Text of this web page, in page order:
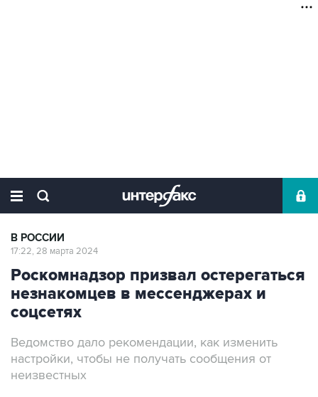
В РОССИИ
17:22, 28 марта 2024
Роскомнадзор призвал остерегаться
незнакомцев в мессенджерах и
соцсетях
Ведомство дало рекомендации, как изменить
настройки, чтобы не получать сообщения от
неизвестных